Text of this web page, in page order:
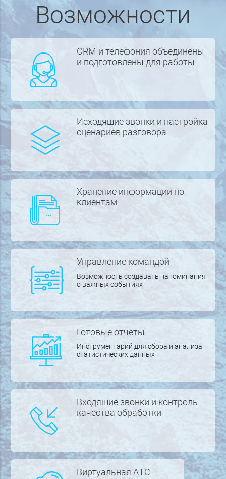
Возможности
CRM и телефония объединены
и подготовлены для работы
Исходящие звонки и настройка
сценариев разговора
Хранение информации по
клиентам
Управление командой
Возможность создавать напоминания
о важных событиях
Готовые отчеты
Инструментарий для сбора и анализа
статистических данных
Входящие звонки и контроль
качества обработки
Виртуальная AТС